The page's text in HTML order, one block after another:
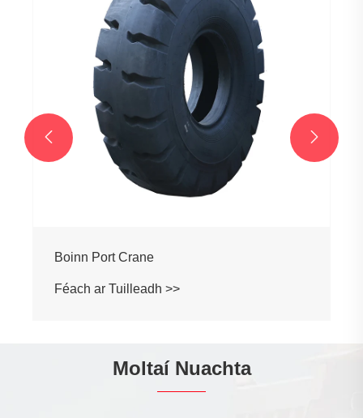
Boinn Ghrádaire
Féach ar Tuilleadh >>
 
Moltaí Nuachta